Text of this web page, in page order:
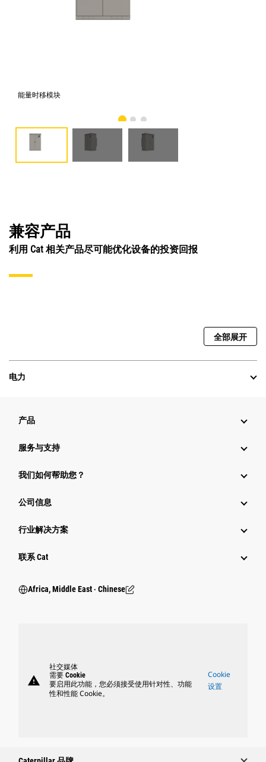
能量时移模块
兼容产品
利用 Cat 相关产品尽可能优化设备的投资回报
全部展开
电力
产品
服务与支持
我们如何帮助您？
公司信息
行业解决方案
行业
联系 Cat
Africa, Middle East ‧ Chinese
warning
社交媒体
需要 Cookie
要启用此功能，您必须接受使用针对性、功能
性和性能 Cookie。
Cookie
设置